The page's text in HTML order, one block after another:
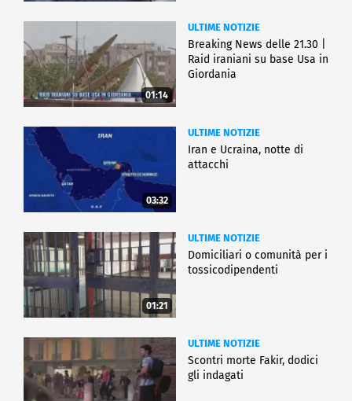
01:14
ULTIME NOTIZIE
Breaking News delle 21.30 |
Raid iraniani su base Usa in
Giordania
03:32
ULTIME NOTIZIE
Iran e Ucraina, notte di
attacchi
01:21
ULTIME NOTIZIE
Domiciliari o comunità per i
tossicodipendenti
ULTIME NOTIZIE
Scontri morte Fakir, dodici
gli indagati